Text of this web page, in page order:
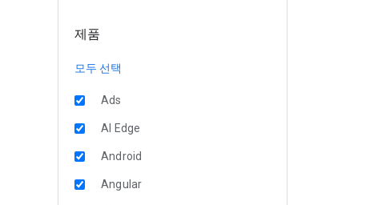
제품
모두 선택
Ads
AI Edge
Android
Angular